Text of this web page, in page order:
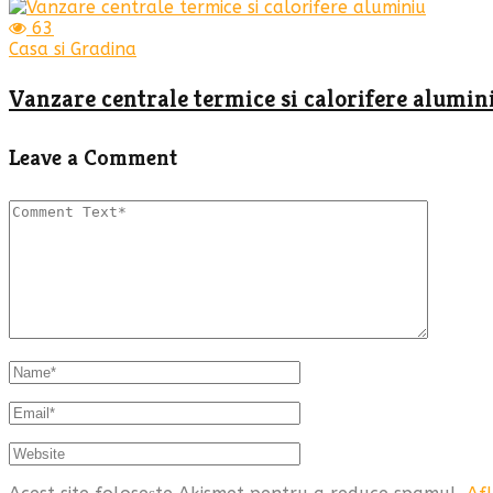
63
Casa si Gradina
Vanzare centrale termice si calorifere
Leave a Comment